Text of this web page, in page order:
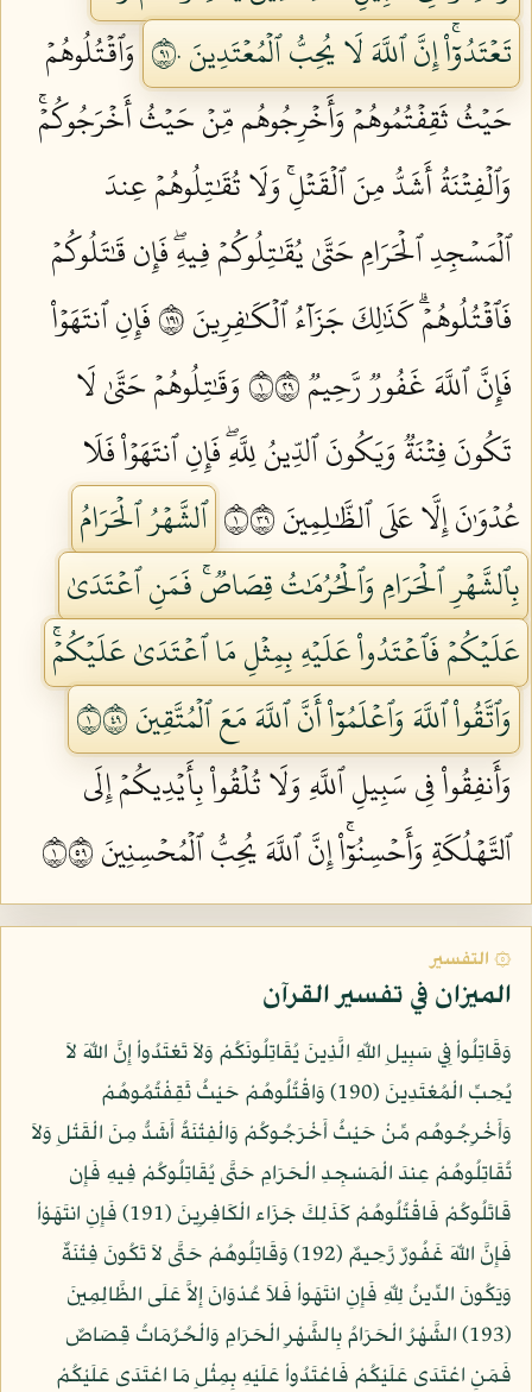
تَعۡتَدُوٓاْۚ إِنَّ ٱللَّهَ لَا يُحِبُّ ٱلۡمُعۡتَدِينَ ١٩٠
وَٱقۡتُلُوهُمۡ
حَيۡثُ ثَقِفۡتُمُوهُمۡ وَأَخۡرِجُوهُم مِّنۡ حَيۡثُ أَخۡرَجُوكُمۡۚ
وَٱلۡفِتۡنَةُ أَشَدُّ مِنَ ٱلۡقَتۡلِۚ وَلَا تُقَٰتِلُوهُمۡ عِندَ
ٱلۡمَسۡجِدِ ٱلۡحَرَامِ حَتَّىٰ يُقَٰتِلُوكُمۡ فِيهِۖ فَإِن قَٰتَلُوكُمۡ
فَٱقۡتُلُوهُمۡۗ كَذَٰلِكَ جَزَآءُ ٱلۡكَٰفِرِينَ ١٩١
فَإِنِ ٱنتَهَوۡاْ
فَإِنَّ ٱللَّهَ غَفُورٞ رَّحِيمٞ ١٩٢
وَقَٰتِلُوهُمۡ حَتَّىٰ لَا
تَكُونَ فِتۡنَةٞ وَيَكُونَ ٱلدِّينُ لِلَّهِۖ فَإِنِ ٱنتَهَوۡاْ فَلَا
عُدۡوَٰنَ إِلَّا عَلَى ٱلظَّٰلِمِينَ ١٩٣
ٱلشَّهۡرُ ٱلۡحَرَامُ
بِٱلشَّهۡرِ ٱلۡحَرَامِ وَٱلۡحُرُمَٰتُ قِصَاصٞۚ فَمَنِ ٱعۡتَدَىٰ
عَلَيۡكُمۡ فَٱعۡتَدُواْ عَلَيۡهِ بِمِثۡلِ مَا ٱعۡتَدَىٰ عَلَيۡكُمۡۚ
وَٱتَّقُواْ ٱللَّهَ وَٱعۡلَمُوٓاْ أَنَّ ٱللَّهَ مَعَ ٱلۡمُتَّقِينَ ١٩٤
وَأَنفِقُواْ فِي سَبِيلِ ٱللَّهِ وَلَا تُلۡقُواْ بِأَيۡدِيكُمۡ إِلَى
ٱلتَّهۡلُكَةِ وَأَحۡسِنُوٓاْۚ إِنَّ ٱللَّهَ يُحِبُّ ٱلۡمُحۡسِنِينَ ١٩٥
۞ التفسير
الميزان في تفسير القرآن
وَقَاتِلُواْ فِي سَبِيلِ اللّهِ الَّذِينَ يُقَاتِلُونَكُمْ وَلاَ تَعْتَدُواْ إِنَّ اللّهَ لاَ
يُحِبِّ الْمُعْتَدِينَ (190) وَاقْتُلُوهُمْ حَيْثُ ثَقِفْتُمُوهُمْ
وَأَخْرِجُوهُم مِّنْ حَيْثُ أَخْرَجُوكُمْ وَالْفِتْنَةُ أَشَدُّ مِنَ الْقَتْلِ وَلاَ
تُقَاتِلُوهُمْ عِندَ الْمَسْجِدِ الْحَرَامِ حَتَّى يُقَاتِلُوكُمْ فِيهِ فَإِن
قَاتَلُوكُمْ فَاقْتُلُوهُمْ كَذَلِكَ جَزَاء الْكَافِرِينَ (191) فَإِنِ انتَهَوْاْ
فَإِنَّ اللّهَ غَفُورٌ رَّحِيمٌ (192) وَقَاتِلُوهُمْ حَتَّى لاَ تَكُونَ فِتْنَةٌ
وَيَكُونَ الدِّينُ لِلّهِ فَإِنِ انتَهَواْ فَلاَ عُدْوَانَ إِلاَّ عَلَى الظَّالِمِينَ
(193) الشَّهْرُ الْحَرَامُ بِالشَّهْرِ الْحَرَامِ وَالْحُرُمَاتُ قِصَاصٌ
فَمَنِ اعْتَدَى عَلَيْكُمْ فَاعْتَدُواْ عَلَيْهِ بِمِثْلِ مَا اعْتَدَى عَلَيْكُمْ